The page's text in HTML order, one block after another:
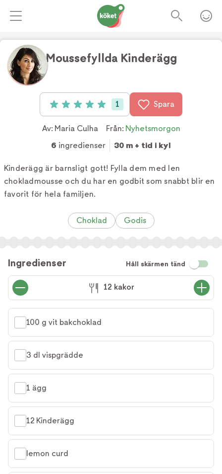
Moussefyllda Kinderägg
Betyg: 5 av 5 (1 röster)
1 Spara
Av: Maria Culha Från: Nyhetsmorgon
6 ingredienser 30 m + tid i kyl
Kinderägg är barnsligt gott! Fylla dem med len
chokladmousse och du har en godbit som snabbt blir en
favorit för hela familjen.
Choklad Godis
Ingredienser Håll skärmen tänd
12 kakor
100 g vit bakchoklad
3 dl vispgrädde
1 ägg
12 Kinderägg
lemon curd